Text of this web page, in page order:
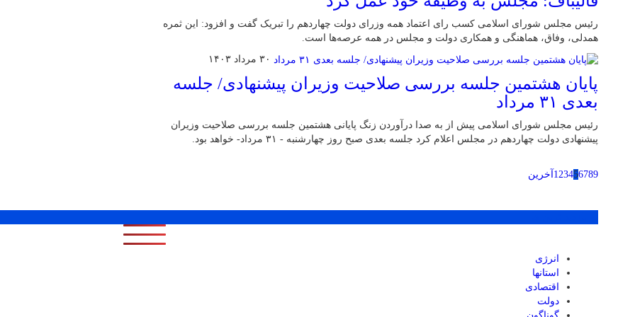
رئیس مجلس شورای اسلامی کسب رای اعتماد همه وزرای دولت چهاردهم را تبریک گفت و افزود: این ثمره
همدلی، وفاق، هماهنگی و همکاری دولت و مجلس در همه عرصه‌ها است.
۳۰ مرداد ۱۴۰۳
پایان هشتمین جلسه بررسی صلاحیت وزیران پیشنهادی/ جلسه
بعدی ۳۱ مرداد
رئیس مجلس شورای اسلامی پیش از به صدا درآوردن زنگ پایانی هشتمین جلسه بررسی صلاحیت وزیران
پیشنهادی دولت چهاردهم در مجلس اعلام کرد جلسه بعدی صبح روز چهارشنبه - ۳۱ مرداد- خواهد بود.
1 23456789 آخرین
انرژی
استانها
اقتصادی
دولت